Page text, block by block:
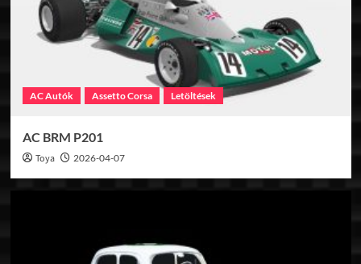
AC Autók Assetto Corsa Letöltések
AC BRM P201
Toya 2026-04-07